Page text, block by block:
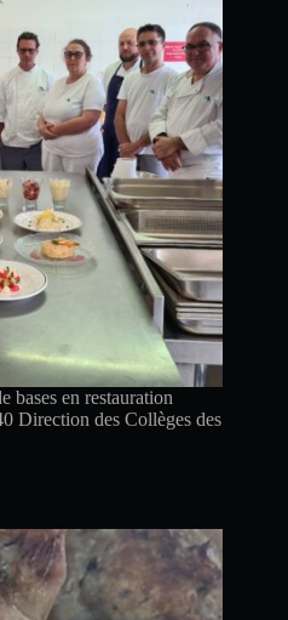
bases en restauration
Direction des Collèges des